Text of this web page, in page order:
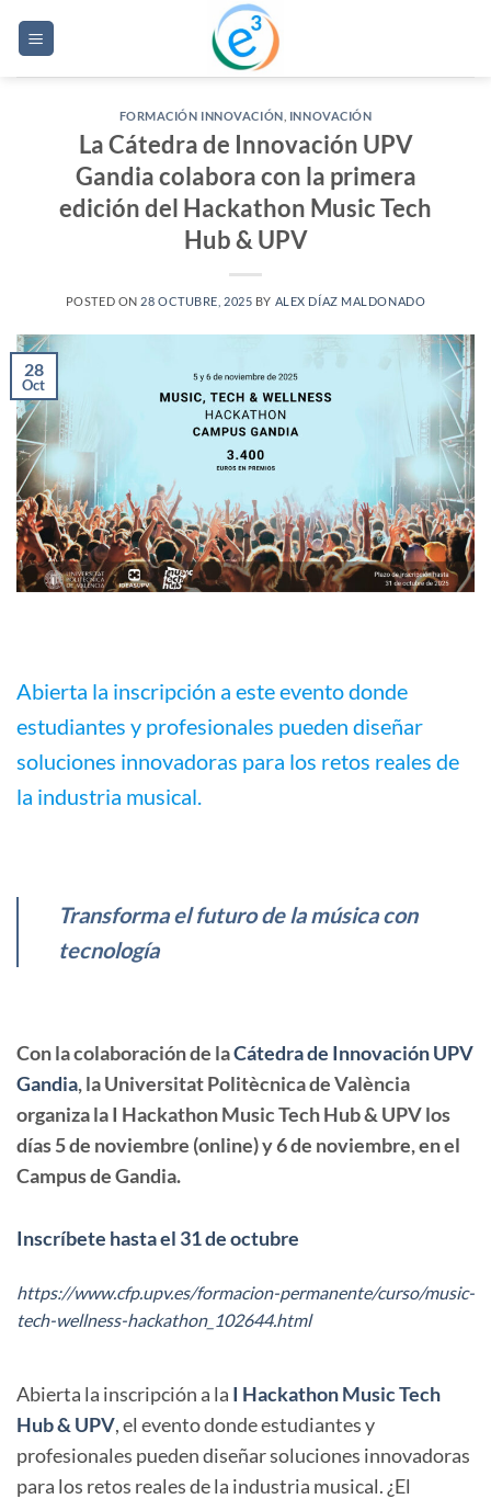
FORMACIÓN INNOVACIÓN INNOVACIÓN
La Cátedra de Innovación UPV
Gandia colabora con la primera
edición del Hackathon Music Tech
Hub & UPV
POSTED ON 28 OCTUBRE, 2025 BY ALEX DÍAZ MALDONADO
28
Oct
Abierta la inscripción a este evento donde
estudiantes y profesionales pueden diseñar
soluciones innovadoras para los retos reales de
la industria musical.
Transforma el futuro de la música con
tecnología
Con la colaboración de laCátedra de Innovación UPV
Gandia, la Universitat Politècnica de València
organiza la I Hackathon Music Tech Hub & UPV los
días 5 de noviembre (online) y 6 de noviembre, en el
Campus de Gandia.
Inscríbete hasta el 31 de octubre
https://www.cfp.upv.es/formacion-permanente/curso/music-
tech-wellness-hackathon_102644.html
Abierta la inscripción a la I Hackathon Music Tech
Hub & UPV, el evento donde estudiantes y
profesionales pueden diseñar soluciones innovadoras
para los retos reales de la industria musical. ¿El